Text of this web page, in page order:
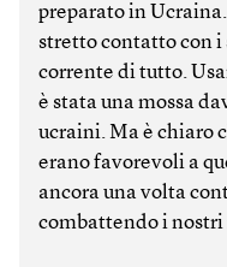
preparato in
stretto contatto con
corrente di tutto.
è stata una mossa
ucraini. Ma è chiaro
erano favorevoli a
ancora una volta
combattendo i